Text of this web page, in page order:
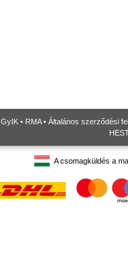
GyIK • RMA• Általános szerződési
A csomagküldés a